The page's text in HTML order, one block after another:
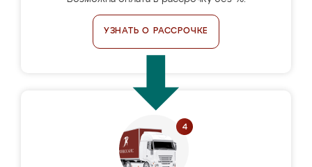
УЗНАТЬ О РАССРОЧКЕ